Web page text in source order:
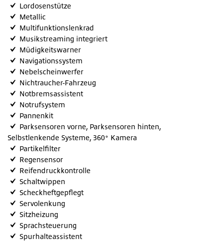
Lordosenstütze
Metallic
Multifunktionslenkrad
Musikstreaming integriert
Müdigkeitswarner
Navigationssystem
Nebelscheinwerfer
Nichtraucher-Fahrzeug
Notbremsassistent
Notrufsystem
Pannenkit
Parksensoren vorne, Parksensoren hinten,
Selbstlenkende Systeme, 360° Kamera
Partikelfilter
Regensensor
Reifendruckkontrolle
Schaltwippen
Scheckheftgepflegt
Servolenkung
Sitzheizung
Sprachsteuerung
Spurhalteassistent